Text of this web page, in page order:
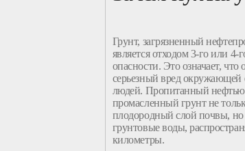
Грунт, загрязненный
является отходом 3-го или 4-
опасности. Это означает,
серьезный вред окружающей
людей. Пропитанный нефтью
промасленный грунтне
плодородный слой почвы,
грунтовые воды,
километры.